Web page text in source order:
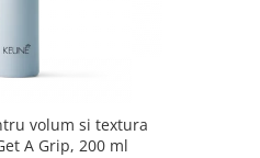
volum si textura
A Grip, 200 ml